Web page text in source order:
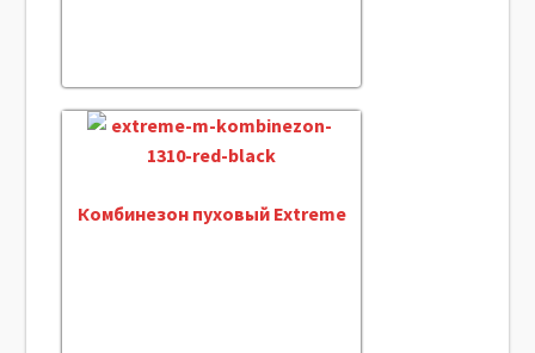
Комбинезон пуховый Extreme